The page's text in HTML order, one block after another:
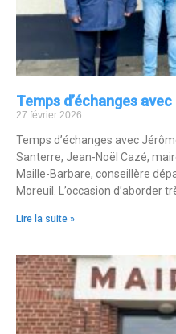
Temps d’échanges
27 février 2026
Temps d’échanges avec
Santerre, Jean-Noël Cazé,
Maille-Barbare, conseillère
Moreuil. L’occasion d’aborder
Lire la suite »